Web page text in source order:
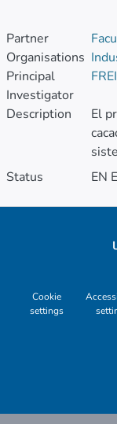
Partner
Organisations
Principal
Investigator
Description
El
de
Status EN
Cookie
settings